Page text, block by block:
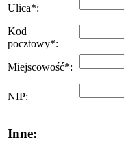
Ulica*:
Kod
pocztowy*:
Miejscowość*:
NIP:
Inne: